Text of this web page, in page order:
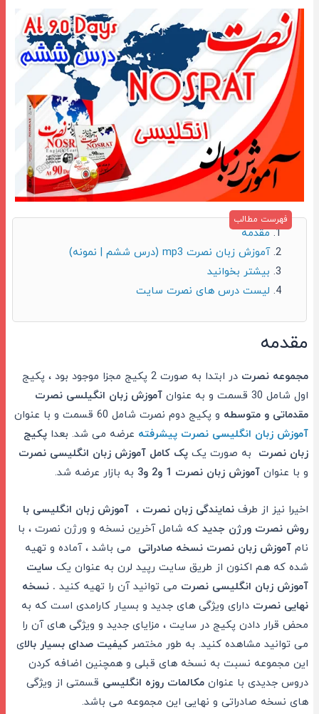
مقدمه
آموزش زبان نصرت mp3 (درس ششم | نمونه)
بیشتر بخوانید
لیست درس های نصرت سایت
مقدمه
مجموعه نصرت
در ابتدا به صورت 2 پکیج مجزا موجود بود ، پکیج
اول شامل 30 قسمت و به عنوان
آموزش زبان انگیلسی نصرت
مقدماتی و متوسطه و پکیج دوم نصرت شامل 60 قسمت و با عنوان
آموزش زبان انگلیسی نصرت پیشرفته عرضه می شد. بعدا پکیج
زبان نصرت به صورت یکپک کامل آموزش زبان انگلیسی نصرت
و با عنوانآموزش زبان نصرت 1 و2 و3 به بازار عرضه شد.
اخیرا نیز از طرف نمایندگی زبان نصرت ،آموزش زبان انگلیسی با
روش نصرت ورژن جدید که شامل آخرین نسخه و ورژن نصرت ، با
نامآموزش زبان نصرت نسخه صادراتی می باشد ، آماده و تهیه
شده که هم اکنون از طریق سایت رپید لرن به عنوان یک سایت
آموزش زبان انگلیسی نصرت می توانید آن را تهیه کنید . نسخه
نهایی نصرت دارای ویژگی های جدید و بسیار کارامدی است که به
محض قرار دادن پکیج در سایت ، مزایای جدید و ویژگی های آن را
می توانید مشاهده کنید. به طور مختصر کیفیت صدای بسیار بالای
این مجموعه نسبت به نسخه های قبلی و همچنین اضافه کردن
دروس جدیدی با عنوانمکالمات روزه انگلیسی قسمتی از ویژگی
های نسخه صادراتی و نهایی این مجموعه می باشد.